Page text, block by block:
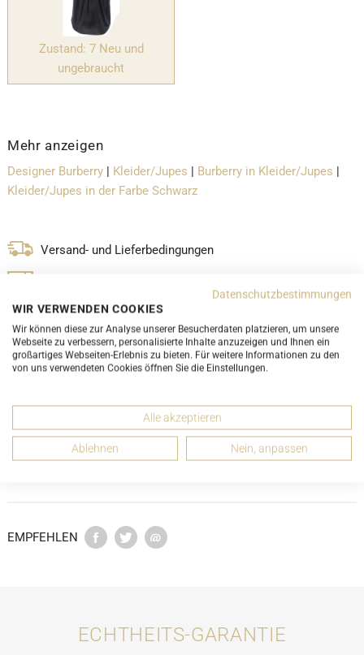
Zustand: 7 Neu und
ungebraucht
Mehr anzeigen
Designer Burberry | Kleider/Jupes | Burberry in Kleider/Jupes |
Kleider/Jupes in der Farbe Schwarz
Versand- und Lieferbedingungen
DETAILS
EMPFEHLEN
ECHTHEITS-GARANTIE
Datenschutzbestimmungen
WIR VERWENDEN COOKIES
Wir können diese zur Analyse unserer Besucherdaten platzieren, um unsere
Webseite zu verbessern, personalisierte Inhalte anzuzeigen und Ihnen ein
großartiges Webseiten-Erlebnis zu bieten. Für weitere Informationen zu den
von uns verwendeten Cookies öffnen Sie die Einstellungen.
Alle akzeptieren
Ablehnen Nein, anpassen